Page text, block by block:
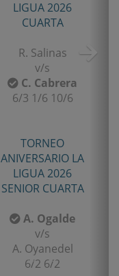
TENIS TOUR
QUINTA 2026
E. Castro
v/s
I. Rubiño
TENIS TOUR
QUINTA 2026
PRIMERA
F. Matamala
v/s
L. Palma
6-1/6-3